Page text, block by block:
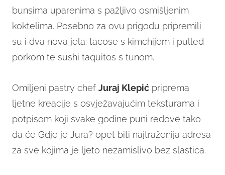
bunsima uparenima s pažljivo osmišljenim
koktelima. Posebno za ovu prigodu pripremili
su i dva nova jela: tacose s kimchijem i pulled
porkom te sushi taquitos s tunom.
Omiljeni pastry chefJuraj Klepić priprema
ljetne kreacije s osvježavajućim teksturama i
potpisom koji svake godine puni redove tako
da će Gdje je Jura? opet biti najtraženija adresa
za sve kojima je ljeto nezamislivo bez slastica.